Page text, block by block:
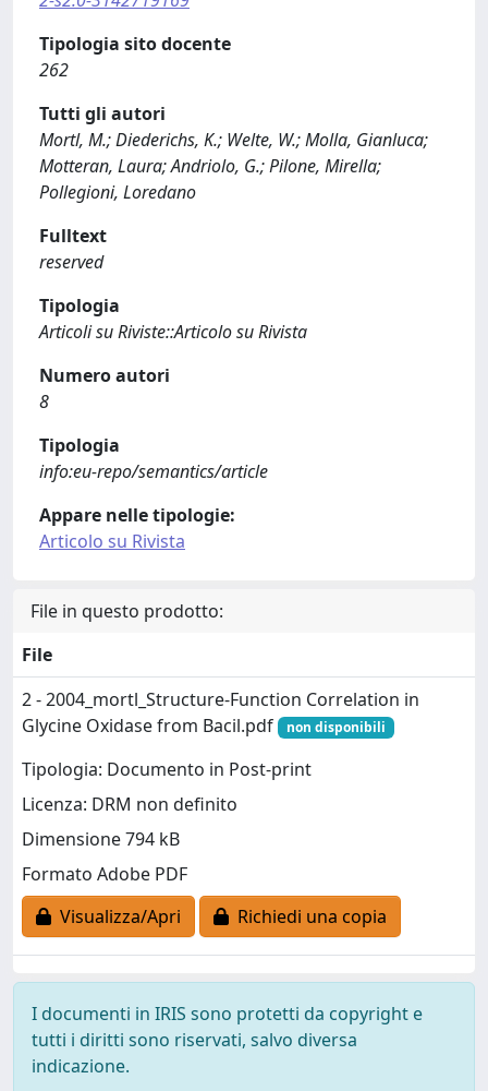
Tipologia sito docente
262
Tutti gli autori
Mortl, M.; Diederichs, K.; Welte, W.; Molla, Gianluca;
Motteran, Laura; Andriolo, G.; Pilone, Mirella;
Pollegioni, Loredano
Fulltext
reserved
Tipologia
Articoli su Riviste::Articolo su Rivista
Numero autori
8
Tipologia
info:eu-repo/semantics/article
Appare nelle tipologie:
Articolo su Rivista
File in questo prodotto:
File
2 - 2004_mortl_Structure-Function Correlation in
Glycine Oxidase from Bacil.pdf
non disponibili
Tipologia: Documento in Post-print
Licenza: DRM non definito
Dimensione 794 kB
Formato Adobe PDF
Visualizza/Apri
Richiedi una copia
I documenti in IRIS sono protetti da copyright e
tutti i diritti sono riservati, salvo diversa
indicazione.